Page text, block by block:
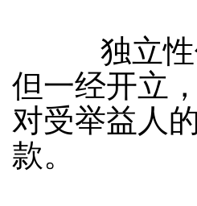
独立性
但一经开立
对受举益人
款。